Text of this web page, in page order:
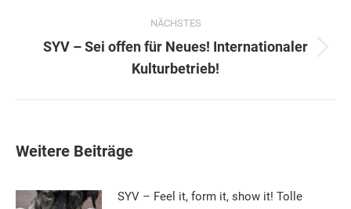
NÄCHSTES
Nächster
Beitrag:
SYV – Sei offen für Neues! Internationaler
Kulturbetrieb!
Weitere Beiträge
SYV – Feel it, form it, show it! Tolle